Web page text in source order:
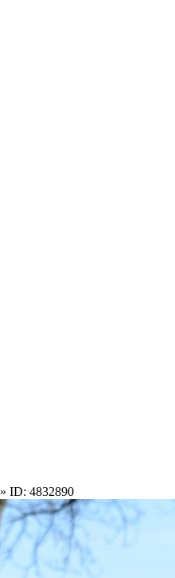
» ID: 4832890